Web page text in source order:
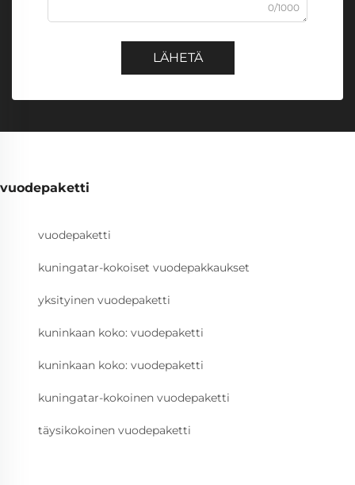
0/1000
LÄHETÄ
vuodepaketti
vuodepaketti
kuningatar-kokoiset vuodepakkaukset
yksityinen vuodepaketti
kuninkaan koko: vuodepaketti
kuninkaan koko: vuodepaketti
kuningatar-kokoinen vuodepaketti
täysikokoinen vuodepaketti